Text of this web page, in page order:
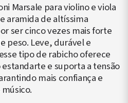
Marsale para violino e viola
aramida de altíssima
ser cinco vezes mais forte
peso. Leve, durável e
tipo de rabicho oferece
e suporta a tensão
mais confiança e